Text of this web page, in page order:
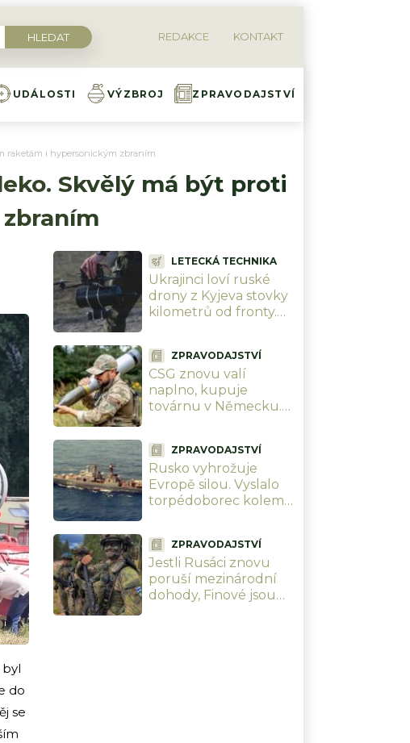
REDAKCE KONTAKT
UDÁLOSTI VÝZBROJ ZPRAVODAJSTVÍ
raketám i hypersonickým zbraním
Skvělý má být proti
i
do
se
LETECKÁ TECHNIKA
Ukrajinci loví ruské
drony z Kyjeva stovky
kilometrů od fronty.
vycvičila 1 000 pilotů
ZPRAVODAJSTVÍ
CSG znovu valí
naplno, kupuje
továrnu v Německu.
nitroglycerinu a
munice
ZPRAVODAJSTVÍ
Rusko vyhrožuje
Evropě silou. Vyslalo
torpédoborec kolem
chránilo své zájmy
ZPRAVODAJSTVÍ
Jestli Rusáci znovu
poruší mezinárodní
dohody, Finové jsou